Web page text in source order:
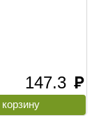
147.3 руб